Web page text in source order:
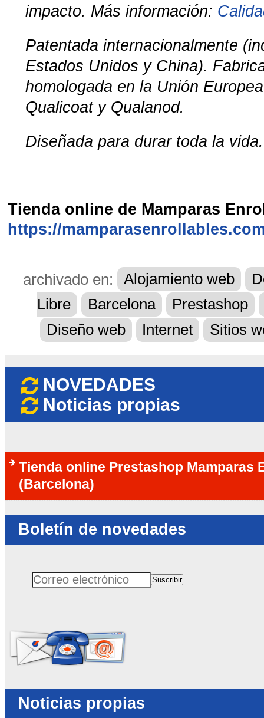
impacto. Más información:
Patentada internacionalmente
Estados Unidos y China).
homologada en la Unión
Qualicoat y Qualanod.
Diseñada para durar toda la vida.
Tienda online de Mamparas
https://
archivado en: Alojamiento web
Libre
Barcelona
Prestashop
Diseño web
Internet Sitios
NOVEDADES
Noticias propias
Tienda online Prestashop Mamparas
(Barcelona)
Boletín de novedades
Correo electrónicoSuscribir
Noticias propias